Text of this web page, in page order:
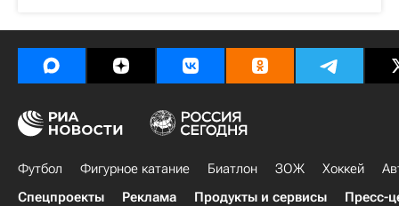
Футбол Фигурное катание Биатлон ЗОЖ Хоккей
Спецпроекты
Реклама Продукты и сервисы Пресс-